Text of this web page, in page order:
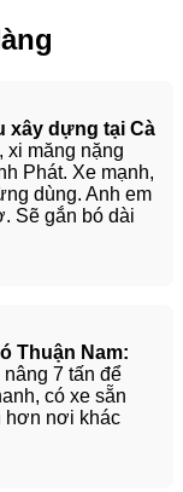
xây dựng tại Cà
xi măng nặng
Phát. Xe mạnh,
dùng. Anh em
Sẽ gắn bó dài
Thuận Nam:
7 tấn để
có xe sẵn
hơn nơi khác